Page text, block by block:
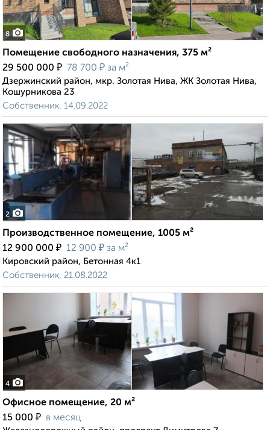
8
Помещение свободного назначения, 375 м²
29 500 000 ₽ 78 700 ₽ за м²
Дзержинский район, мкр. Золотая Нива, ЖК Золотая Нива,
Кошурникова 23
Собственник, 14.09.2022
2
Производственное помещение, 1005 м²
12 900 000 ₽ 12 900 ₽ за м²
Кировский район, Бетонная 4к1
Собственник, 21.08.2022
4
Офисное помещение, 20 м²
15 000 ₽ в месяц